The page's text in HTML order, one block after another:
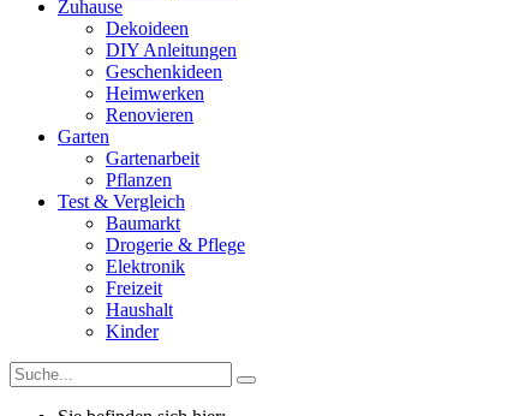
Zuhause
Dekoideen
DIY Anleitungen
Geschenkideen
Heimwerken
Renovieren
Garten
Gartenarbeit
Pflanzen
Test & Vergleich
Baumarkt
Drogerie & Pflege
Elektronik
Freizeit
Haushalt
Kinder